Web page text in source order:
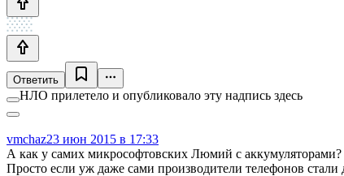
Ответить
НЛО прилетело и опубликовало эту надпись здесь
vmchaz23 июн 2015 в 17:33
А как у самих микрософтовских Люмий с аккумуляторами?
Просто если уж даже сами производители телефонов